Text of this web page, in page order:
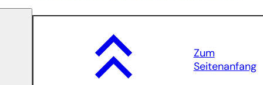
Zum
Seitenanfang